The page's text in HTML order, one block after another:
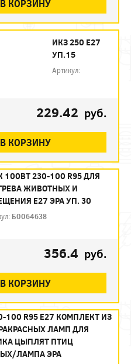
В КОРЗИНУ
ИКЗ 250 Е27
УП.15
Артикул:
229.42 руб.
В КОРЗИНУ
100ВТ 230-100 R95 ДЛЯ
ЖИВОТНЫХ И
Е27 ЭРА УП. 30
Б0064638
356.4 руб.
В КОРЗИНУ
100 R95 E27 КОМПЛЕКТ ИЗ
ЛАМП ДЛЯ
ЦЫПЛЯТ ПТИЦ
ЛАМПА ЭРА